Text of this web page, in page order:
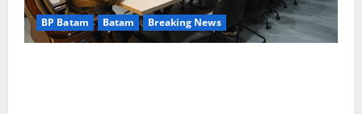
BP Batam Batam Breaking News